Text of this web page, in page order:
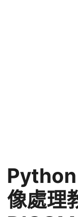
像處理